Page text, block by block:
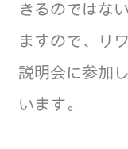
きるのではな
ますので、リ
説明会に参加
います。